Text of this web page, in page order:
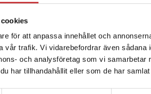
för att anpassa innehållet och
vår trafik. Vi vidarebefordrar även sådana
och analysföretag som vi
har tillhandahållit eller som de har
Det verkar som att du besöker
enhet utanför Sverige. Vi erbjuder inte
Sverige. För att kunna slutföra ett köp
leveransadressen vara i Sverige.Läs mer